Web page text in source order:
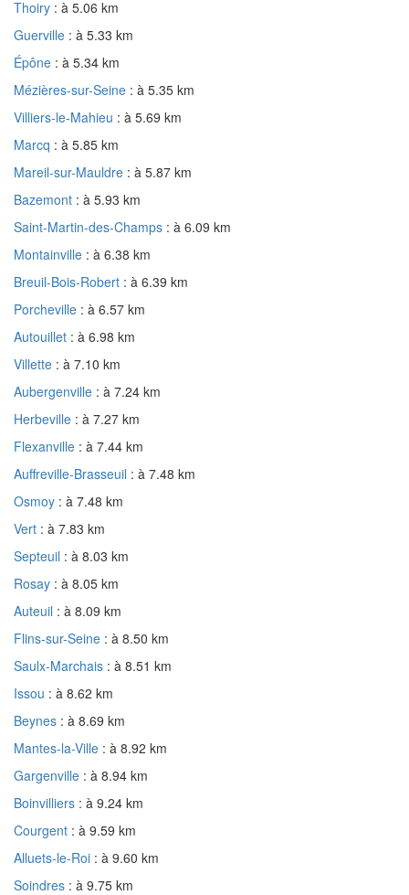
Thoiry : à 5.06 km
Guerville : à 5.33 km
Épône : à 5.34 km
Mézières-sur-Seine : à 5.35 km
Villiers-le-Mahieu : à 5.69 km
Marcq : à 5.85 km
Mareil-sur-Mauldre : à 5.87 km
Bazemont : à 5.93 km
Saint-Martin-des-Champs : à 6.09 km
Montainville : à 6.38 km
Breuil-Bois-Robert : à 6.39 km
Porcheville : à 6.57 km
Autouillet : à 6.98 km
Villette : à 7.10 km
Aubergenville : à 7.24 km
Herbeville : à 7.27 km
Flexanville : à 7.44 km
Auffreville-Brasseuil : à 7.48 km
Osmoy : à 7.48 km
Vert : à 7.83 km
Septeuil : à 8.03 km
Rosay : à 8.05 km
Auteuil : à 8.09 km
Flins-sur-Seine : à 8.50 km
Saulx-Marchais : à 8.51 km
Issou : à 8.62 km
Beynes : à 8.69 km
Mantes-la-Ville : à 8.92 km
Gargenville : à 8.94 km
Boinvilliers : à 9.24 km
Courgent : à 9.59 km
Alluets-le-Roi : à 9.60 km
Soindres : à 9.75 km